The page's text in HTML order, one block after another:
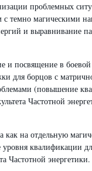
проблемных
темно магическими
и выравнивание
и посвящение в
для борцов с
(повышение
Частотной
как на отдельную
квалификации
Частотной энергетики.